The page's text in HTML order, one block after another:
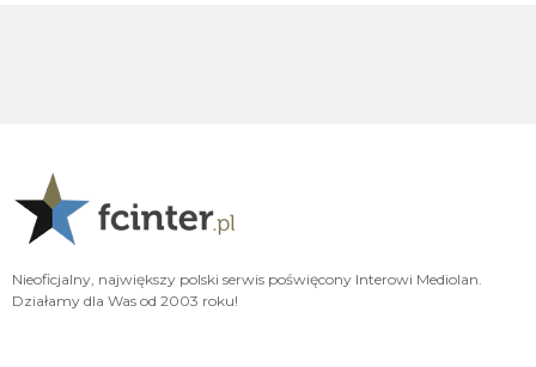
Rafi23
08.08.2026 21:15
Oglądam PSV, Perisic dupy nie urywa
Piotrek85 08.08.2026 19:18
Nieoficjalny, największy polski serwis poświęcony Interowi Mediolan.
Działamy dla Was od 2003 roku!